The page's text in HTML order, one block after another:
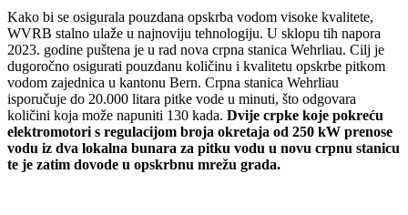
Kako bi se osigurala pouzdana opskrba vodom visoke kvalitete,
WVRB stalno ulaže u najnoviju tehnologiju. U sklopu tih napora
2023. godine puštena je u rad nova crpna stanica Wehrliau. Cilj je
dugoročno osigurati pouzdanu količinu i kvalitetu opskrbe pitkom
vodom zajednica u kantonu Bern. Crpna stanica Wehrliau
isporučuje do 20.000 litara pitke vode u minuti, što odgovara
količini koja može napuniti 130 kada. Dvije crpke koje pokreću
elektromotori s regulacijom broja okretaja od 250 kW prenose
vodu iz dva lokalna bunara za pitku vodu u novu crpnu stanicu
te je zatim dovode u opskrbnu mrežu grada.